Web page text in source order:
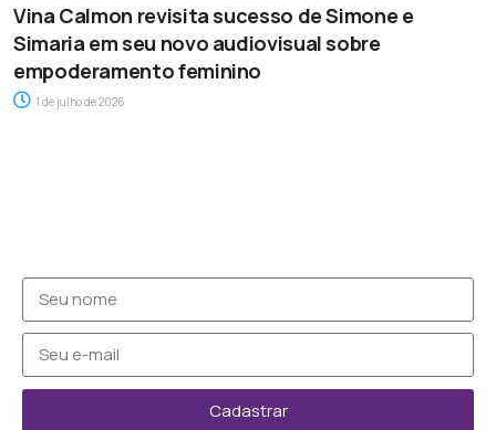
Vina Calmon revisita sucesso de Simone e
Simaria em seu novo audiovisual sobre
empoderamento feminino
1 de julho de 2026
Cadastrar